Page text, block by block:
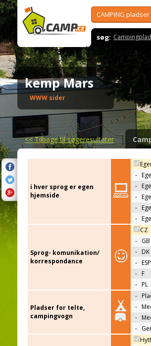
CAMPING pladser
søg:
kemp Mars
WWW sider
<<Tilbage til søgeresultater
i hver sprog er egen
hjemside
-
-
-
-
-
Sprog- komunikation/
korrespondance
CZ
- GB
- DK
- ESP
- F
- PL
Pladser for telte,
campingvogn
-
-
-
-